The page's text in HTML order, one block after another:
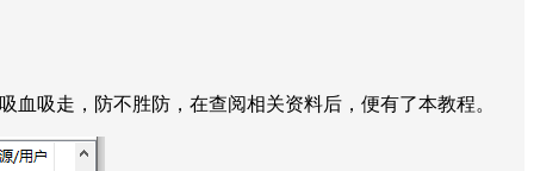
吸走，防不胜防，在查阅相关资料后，便有了本教程。